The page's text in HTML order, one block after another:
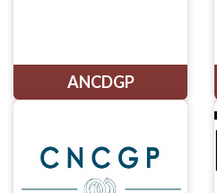
ANCDGP